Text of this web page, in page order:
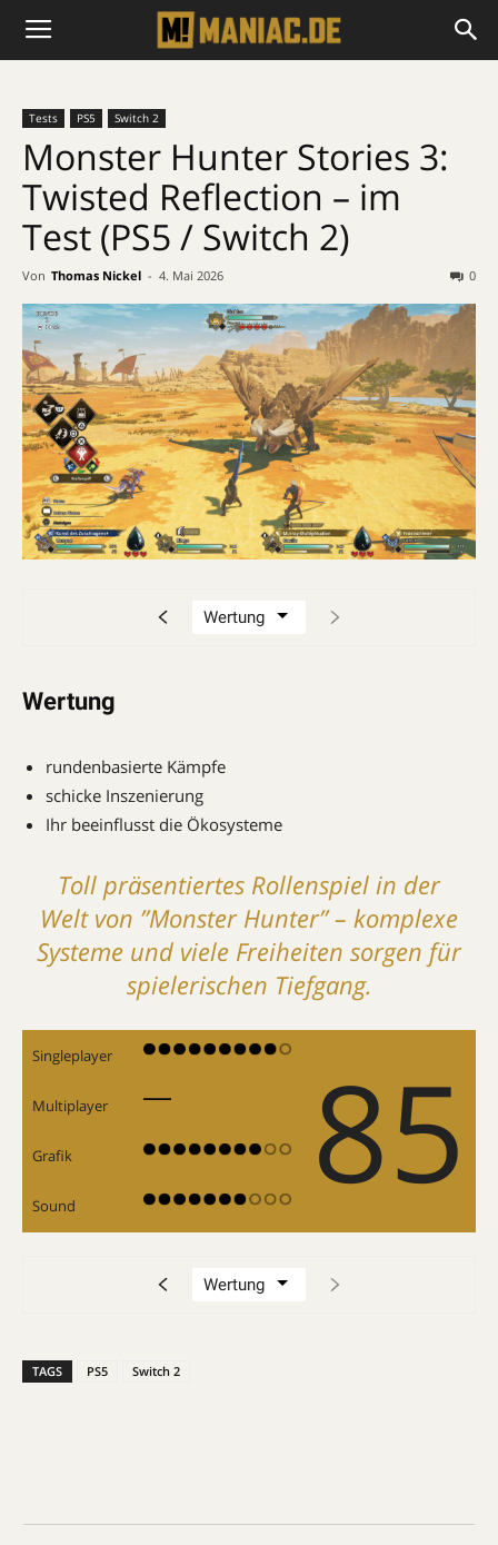
Tests PS5 Switch 2
Monster Hunter Stories 3:
Twisted Reflection – im
Test (PS5 / Switch 2)
Von Thomas Nickel - 4. Mai 2026 0
Wertung
rundenbasierte Kämpfe
schicke Inszenierung
Ihr beeinflusst die Ökosysteme
Toll präsentiertes Rollenspiel in der
Welt von ”Monster Hunter” – ­komplexe
Systeme und viele Freiheiten sorgen für
spielerischen Tiefgang.
Singleplayer 85
Multiplayer
Grafik
Sound
TAGS PS5 Switch 2